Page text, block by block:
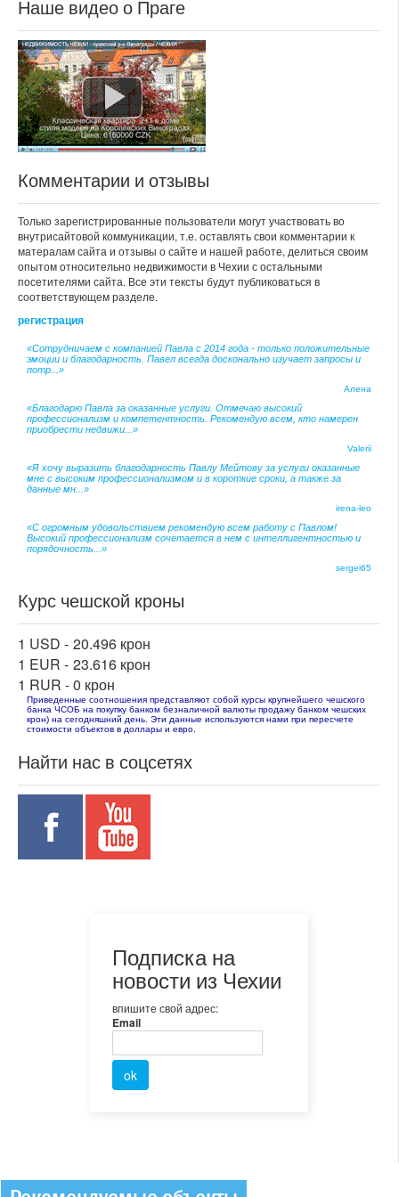
Наше видео о Праге
Комментарии и отзывы
Только зарегистрированные пользователи могут участвовать во
внутрисайтовой коммуникации, т.е. оставлять свои комментарии к
матералам сайта и отзывы о сайте и нашей работе, делиться своим
опытом относительно недвижимости в Чехии с остальными
посетителями сайта. Все эти тексты будут публиковаться в
соответствующем разделе.
регистрация
«Сотрудничаем с компанией Павла с 2014 года - только положительные
эмоции и благодарность. Павел всегда досконально изучает запросы и
потр...»
Алена
«Благодарю Павла за оказанные услуги. Отмечаю высокий
профессионализм и компетентность. Рекомендую всем, кто намерен
приобрести недвижи...»
Valerii
«Я хочу выразить благодарность Павлу Мейтову за услуги оказанные
мне с высоким профессионализмом и в короткие сроки, а также за
данные мн...»
irena-leo
«С огромным удовольствием рекомендую всем работу с Павлом!
Высокий профессионализм сочетается в нем с интеллигентностью и
порядочность...»
sergei65
Курс чешской кроны
1 USD - 20.496 крон
1 EUR - 23.616 крон
1 RUR -0 крон
Приведенные соотношения представляют собой курсы крупнейшего чешского
банка ЧСОБ на покупку банком безналичной валюты продажу банком чешских
крон) на сегодняшний день. Эти данные используются нами при пересчете
стоимости объектов в доллары и евро.
Найти нас в соцсетях
Подписка на
новости из Чехии
впишите свой адрес:
Email